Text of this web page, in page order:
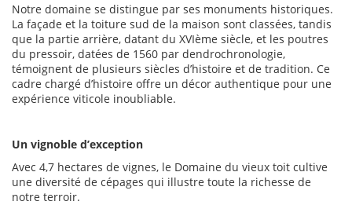
Notre domaine se distingue par ses monuments historiques.
La façade et la toiture sud de la maison sont classées, tandis
que la partie arrière, datant du XVIème siècle, et les poutres
du pressoir, datées de 1560 par dendrochronologie,
témoignent de plusieurs siècles d’histoire et de tradition. Ce
cadre chargé d’histoire offre un décor authentique pour une
expérience viticole inoubliable.
Un vignoble d’exception
Avec 4,7 hectares de vignes, le Domaine du vieux toit cultive
une diversité de cépages qui illustre toute la richesse de
notre terroir.